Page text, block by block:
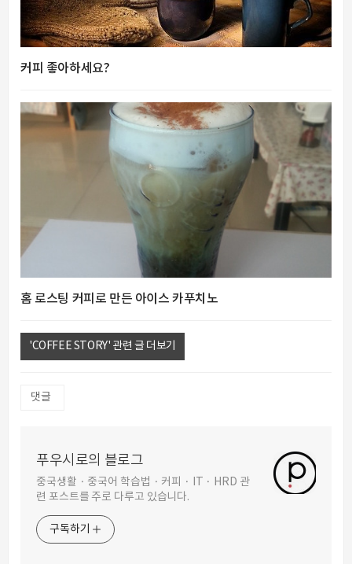
커피 좋아하세요?
홈 로스팅 커피로 만든 아이스 카푸치노
'COFFEE STORY' 관련 글 더보기
댓글
푸우시로의 블로그
중국생활 · 중국어 학습법 · 커피 · IT · HRD 관
련 포스트를 주로 다루고 있습니다.
구독하기